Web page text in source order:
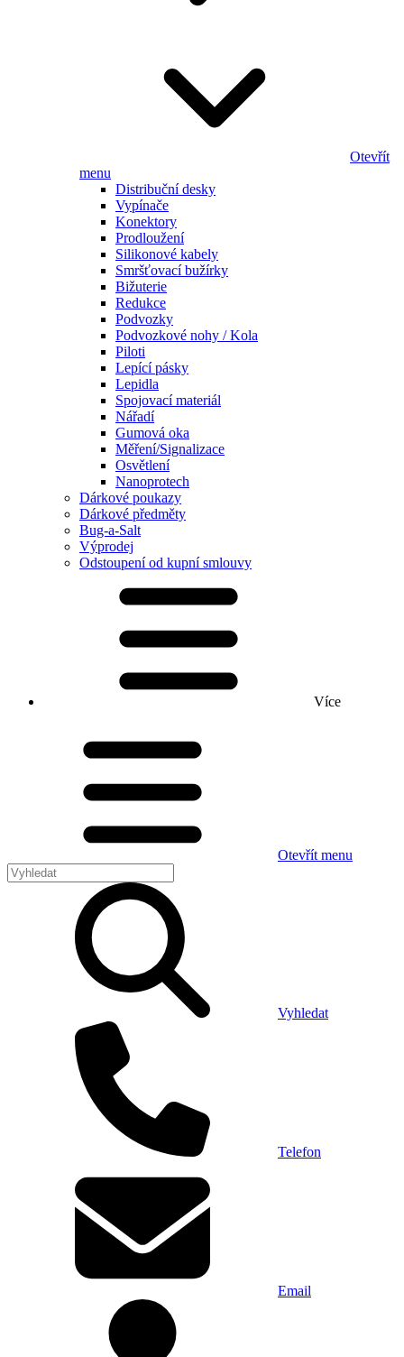
Otevřít
menu
Distribuční desky
Vypínače
Konektory
Prodloužení
Silikonové kabely
Smršťovací bužírky
Bižuterie
Redukce
Podvozky
Podvozkové nohy / Kola
Piloti
Lepící pásky
Lepidla
Spojovací materiál
Nářadí
Gumová oka
Měření/Signalizace
Osvětlení
Nanoprotech
Dárkové poukazy
Dárkové předměty
Bug-a-Salt
Výprodej
Odstoupení od kupní smlouvy
Více
Otevřít menu
Vyhledat
Telefon
Email